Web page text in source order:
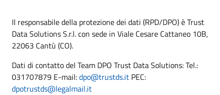
Il responsabile della protezione dei dati (RPD/DPO) è Trust
Data Solutions S.r.l. con sede in Viale Cesare Cattaneo 10B,
22063 Cantù (CO).
Dati di contatto del Team DPO Trust Data Solutions: Tel.:
031707879 E-mail:dpo@trustds.it PEC:
dpotrustds@legalmail.it